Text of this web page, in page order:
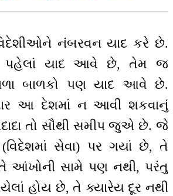
નંબરવન યાદ કરે છે.
પહેલાં યાદ આવે છે, તેમ જ
બાળકો પણ યાદ આવે છે.
આ દેશમાં ન આવી શકવાનું
તો સૌથી સમીપ જુએ છે. જે
(વિદેશમાં સેવા) પર ગયાં છે, તે
આંખોની સામે પણ નથી, પરંતુ
હોય છે, તે ક્યારેય દૂર નથી